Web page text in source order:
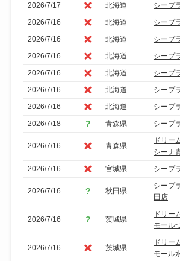
2026/7/17
北海道
シープ
2026/7/16
北海道
シープ
2026/7/16
北海道
シープ
2026/7/16
北海道
シープ
2026/7/16
北海道
シープ
2026/7/16
北海道
シープ
2026/7/16
北海道
シープ
2026/7/18
青森県 シープ
2026/7/16 青森県
ドリー
シーナ
2026/7/16
宮城県 シープ
2026/7/16 秋田県
シープ
田店
2026/7/16 茨城県
ドリー
モール
2026/7/16 茨城県
ドリー
モール